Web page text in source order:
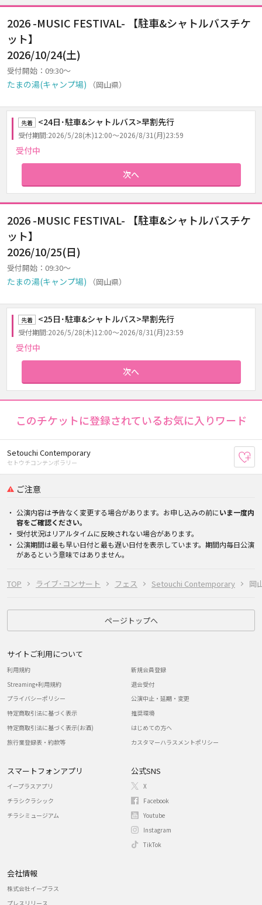
TOP ライブ･コンサート フェス Setouchi Contemporary 岡
2026 -MUSIC FESTIVAL- 【駐車&シャトルバスチケ
ット】
2026/10/24(土)
受付開始：09:30～
たまの湯(キャンプ場) （岡山県）
先着 <24日･駐車&シャトルバス>早割先行
受付期間:2026/5/28(木)12:00～2026/8/31(月)23:59
受付中
次へ
2026 -MUSIC FESTIVAL- 【駐車&シャトルバスチケ
ット】
2026/10/25(日)
受付開始：09:30～
たまの湯(キャンプ場) （岡山県）
先着 <25日･駐車&シャトルバス>早割先行
受付期間:2026/5/28(木)12:00～2026/8/31(月)23:59
受付中
次へ
このチケットに登録されているお気に入りワード
Setouchi Contemporary
セトウチコンテンポラリー
ご注意
公演内容は予告なく変更する場合があります。お申し込みの前にいま一度内
容をご確認ください。
受付状況はリアルタイムに反映されない場合があります。
公演期間は最も早い日付と最も遅い日付を表示しています。期間内毎日公演
があるという意味ではありません。
ページトップへ
サイトご利用について
利用規約
Streaming+利用規約
プライバシーポリシー
特定商取引法に基づく表示
特定商取引法に基づく表示(お酒)
旅行業登録表・約款等
新規会員登録
退会受付
公演中止・延期・変更
推奨環境
はじめての方へ
カスタマーハラスメントポリシー
スマートフォンアプリ
イープラスアプリ
チラシクラシック
チラシミュージアム
公式SNS
X
Facebook
Youtube
Instagram
TikTok
会社情報
株式会社イープラス
プレスリリース